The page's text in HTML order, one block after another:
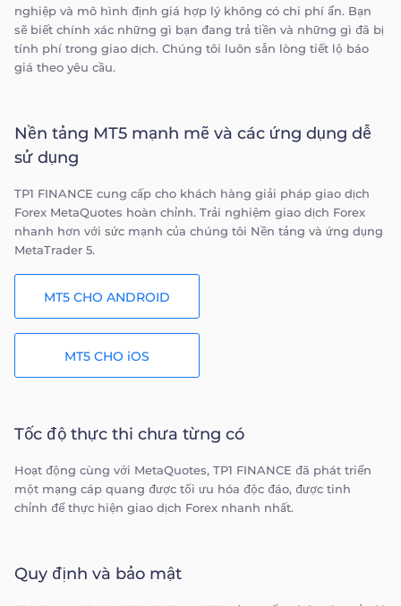
nghiệp và mô hình định giá hợp lý không có chi phí ẩn. Bạn
sẽ biết chính xác những gì bạn đang trả tiền và những gì đã bị
tính phí trong giao dịch. Chúng tôi luôn sẵn lòng tiết lộ báo
giá theo yêu cầu.
Nền tảng MT5 mạnh mẽ và các ứng dụng dễ
sử dụng
TP1 FINANCE cung cấp cho khách hàng giải pháp giao dịch
Forex MetaQuotes hoàn chỉnh. Trải nghiệm giao dịch Forex
nhanh hơn với sức mạnh của chúng tôi Nền tảng và ứng dụng
MetaTrader 5.
MT5 CHO ANDROID
MT5 CHO iOS
Tốc độ thực thi chưa từng có
Hoạt động cùng với MetaQuotes, TP1 FINANCE đã phát triển
một mạng cáp quang được tối ưu hóa độc đáo, được tinh
chỉnh để thực hiện giao dịch Forex nhanh nhất.
Quy định và bảo mật